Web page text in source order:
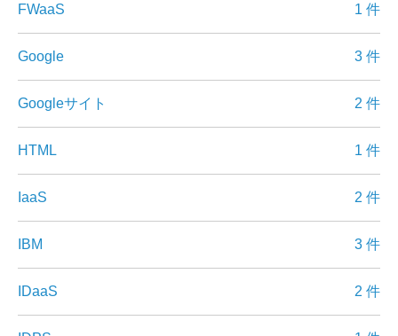
FWaaS 1 件
Google 3 件
Googleサイト 2 件
HTML 1 件
IaaS 2 件
IBM 3 件
IDaaS 2 件